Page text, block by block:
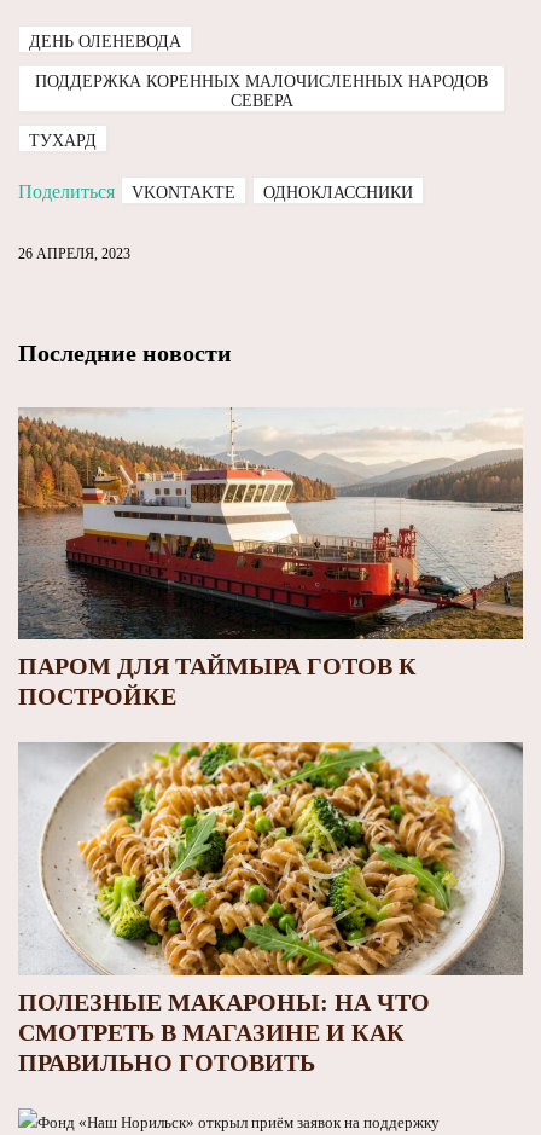
ДЕНЬ ОЛЕНЕВОДА
ПОДДЕРЖКА КОРЕННЫХ МАЛОЧИСЛЕННЫХ НАРОДОВ
СЕВЕРА
ТУХАРД
Поделиться VKONTAKTE ОДНОКЛАССНИКИ
26 АПРЕЛЯ, 2023
Последние новости
ПАРОМ ДЛЯ ТАЙМЫРА ГОТОВ К
ПОСТРОЙКЕ
ПОЛЕЗНЫЕ МАКАРОНЫ: НА ЧТО
СМОТРЕТЬ В МАГАЗИНЕ И КАК
ПРАВИЛЬНО ГОТОВИТЬ